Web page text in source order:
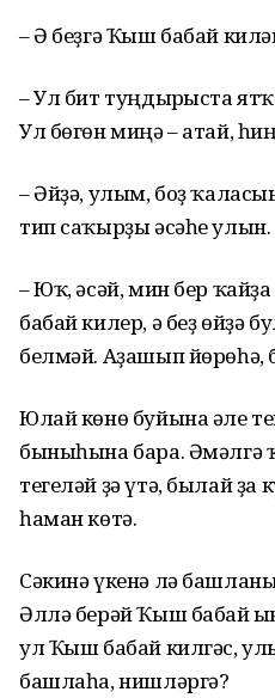
– Ә беҙгә Ҡыш бабай
– Ул бит туңдырғыста
Ул бөгөн миңә – атай,
– Әйҙә, улым, боҙ
тип саҡырҙы әсәһе улын.
– Юҡ, әсәй, мин бер
бабай килер, ә беҙ өйҙә
белмәй. Аҙашып йөрөһә,
Юлай көнө буйына әле
быныһына бара. Әмәлгә
тегеләй ҙә үтә, былай
һаман көтә.
Сәкинә үкенә лә
Әллә берәй Ҡыш бабай
ул Ҡыш бабай килгәс,
башлаһа, нишләргә?